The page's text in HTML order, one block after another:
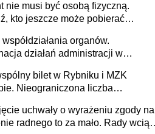
lub z rodziną
nie musi być osobą fizyczną.
kto jeszcze może pobierać
organów.
działań administracji w
bilet w Rybniku i MZK
Nieograniczona liczba
uchwały o wyrażeniu zgody na
radnego to za mało. Rady wciąż